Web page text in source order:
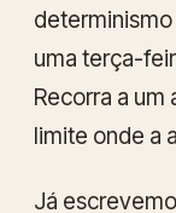
uma terça-
Recorra a
limite onde a
Já